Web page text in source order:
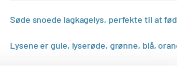
Søde snoede lagkagelys, perfekte til at
Lysene er gule, lyserøde, grønne, blå,